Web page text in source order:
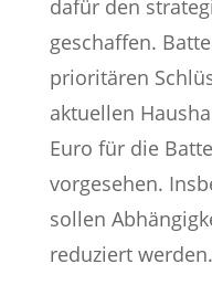
dafür den
geschaffen.
prioritären
aktuellen
Euro für die
vorgesehen.
sollen
reduziert werden.